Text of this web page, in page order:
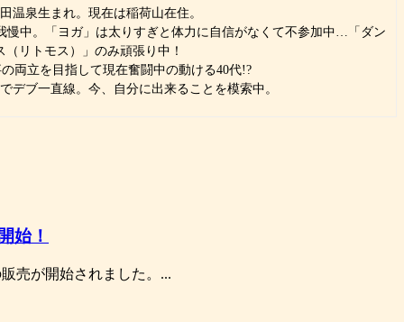
温泉生まれ。現在は稲荷山在住。
慢中。「ヨガ」は太りすぎと体力に自信がなくて不参加中…「ダン
（リトモス）」のみ頑張り中！
両立を目指して現在奮闘中の動ける40代!?
デブ一直線。今、自分に出来ることを模索中。
始！
売が開始されました。...